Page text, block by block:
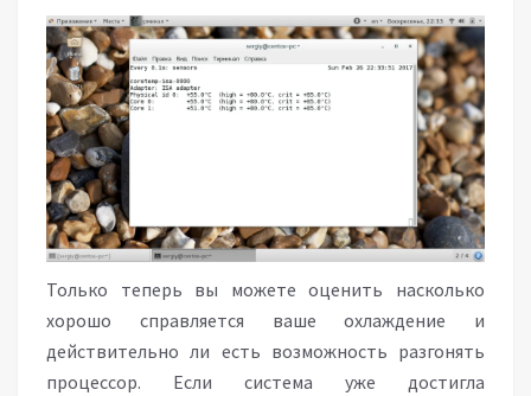
Только теперь вы можете оценить насколько
хорошо справляется ваше охлаждение и
действительно ли есть возможность разгонять
процессор. Если система уже достигла